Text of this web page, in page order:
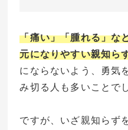
「痛い」「腫れる」な
元になりやすい親知ら
にならないよう、勇気
み切る人も多いことで
ですが、いざ親知らず